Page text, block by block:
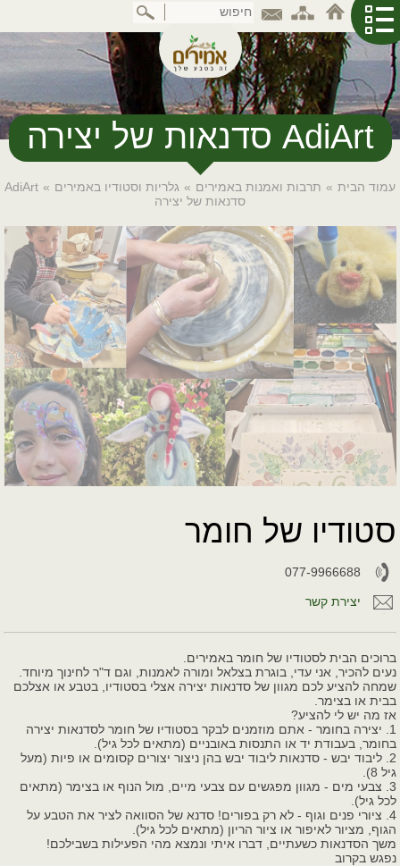
לתוכן
המרכזי
AdiArt סדנאות של יצירה
עמוד הבית » תרבות ואמנות באמירים » גלריות וסטודיו באמירים »
AdiArt
סדנאות של יצירה
סטודיו של חומר
077-9966688
יצירת קשר
ברוכים הבית לסטודיו של חומר באמירים.
נעים להכיר, אני עדי, בוגרת בצלאל ומורה לאמנות, וגם ד"ר לחינוך מיוחד.
שמחה להציע לכם מגוון של סדנאות יצירה אצלי בסטודיו, בטבע או אצלכם
בבית או בצימר.
אז מה יש לי להציע?
1. יצירה בחומר - אתם מוזמנים לבקר בסטודיו של חומר לסדנאות יצירה
בחומר, בעבודת יד או התנסות באובניים (מתאים לכל גיל).
2. ליבוד יבש - סדנאות ליבוד יבש בהן ניצור יצורים קסומים או פיות (מעל
גיל 8).
3. צבעי מים - מגוון מפגשים עם צבעי מיים, מול הנוף או בצימר (מתאים
לכל גיל).
4. ציורי פנים וגוף - לא רק בפורים! סדנא של הסוואה לציר את הטבע על
הגוף, מציור לאיפור או ציור הריון (מתאים לכל גיל).
משך הסדנאות כשעתיים, דברו איתי ונמצא מהי הפעילות בשבילכם!
נפגש בקרוב